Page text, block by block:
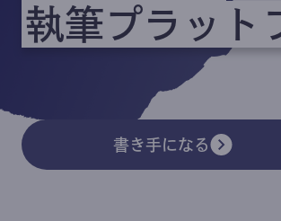
執筆プラット
書き手になる